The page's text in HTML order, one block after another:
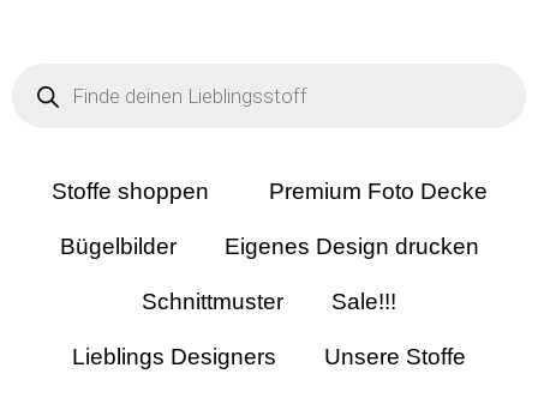
search
Stoffe shoppen Premium Foto Decke
Bügelbilder Eigenes Design drucken
Schnittmuster Sale!!!
Lieblings Designers Unsere Stoffe